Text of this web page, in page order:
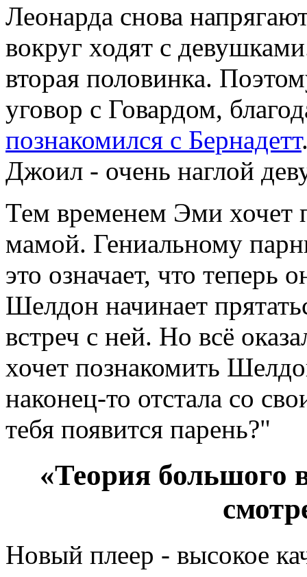
Леонарда снова
вокруг ходят с
вторая половинка.
уговор с Говардом,
познакомился с Бернадетт
Джоил - очень наглой
Тем временем Эми хочет
мамой. Гениальному
это означает, что
Шелдон начинает
встреч с ней. Но всё
хочет познакомить
наконец-то отстала со
тебя появится парень?"
«Теория большого
Новый плеер - высокое